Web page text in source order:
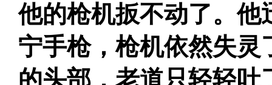
他的枪机扳不动了。他
宁手枪，枪机依然失
的头部，老道只轻轻